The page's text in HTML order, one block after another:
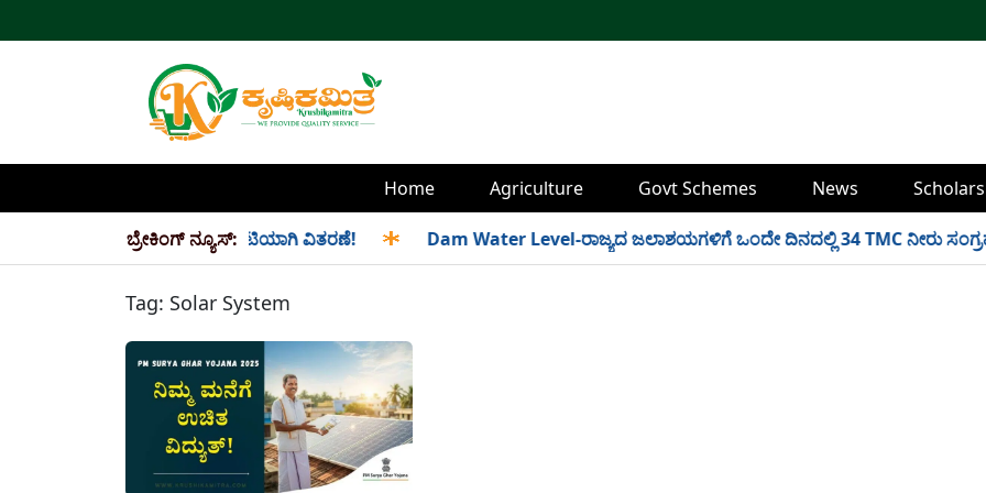
Home Agriculture Govt Schemes News
ಬ್ರೇಕಿಂಗ್ ನ್ಯೂಸ್:
ಸೆಪ್ಟೆಂಬರ್ ತಿಂಗಳ ಪಡಿತರ ಜಂಟಿಯಾಗಿ ವಿತರಣೆ! Dam Water Level-ರಾಜ್ಯದ ಜಲಾಶಯಗಳಿಗೆ ಒಂದೇ ದಿನದಲ್ಲಿ 34 TMC ನೀರು ಸಂಗ್ರಹ!
Tag: Solar System